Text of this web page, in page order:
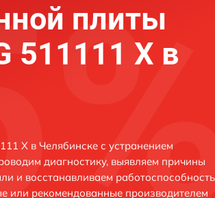
плиты
511111 X в
X в Челябинске с устранением
диагностику, выявляем причины
и восстанавливаем работоспособность
или рекомендованные производителем